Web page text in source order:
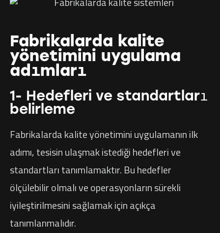
Fabrikalarda kalite
yönetimini uygulama
adımları
1- Hedefleri ve standartları
belirleme
Fabrikalarda kalite yönetimini uygulamanın ilk
adımı, tesisin ulaşmak istediği hedefleri ve
standartları tanımlamaktır. Bu hedefler
ölçülebilir olmalı ve operasyonların sürekli
iyileştirilmesini sağlamak için açıkça
tanımlanmalıdır.